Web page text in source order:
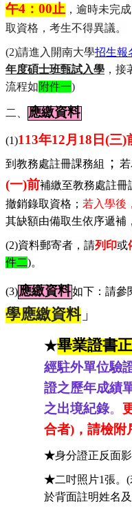
午4 ： 00 止 ，逾時未完
取資格，考生不得異議。
(2)請進入開南大學招生報
年度碩士班甄試入學 ，接
流程如附件一)
二、 應繳資料
(1)113年12月 18 日(三)
到教務處註冊課務組
；
(一)前補繳至教務處註冊
撤銷錄取資格； 若入學後
其缺額由備取生依序遞補
(2)資料郵寄者，請列印或
件二)。
(3)應繳資料如下：請參
學應繳資料 」
★畢業證書
經駐外單位驗
證之歷年成績
之出境紀錄。
合者)，請檢附
★身分證正反面影
★二吋照片1張。 (
於背面註明姓名